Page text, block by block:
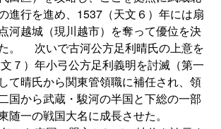
進行を進め、1537（天文６）年には扇
河越城（現川越市）を奪って優位を決
。 次いで古河公方足利晴氏の上意を
７）年小弓公方足利義明を討滅（第一
て晴氏から関東管領職に補任され、領
国から武蔵・駿河の半国と下総の一部
随一の戦国大名に成長させた。